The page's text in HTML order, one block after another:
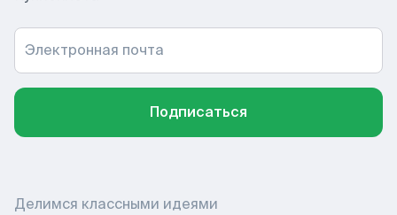
Электронная почта
Подписаться
Делимся классными идеями